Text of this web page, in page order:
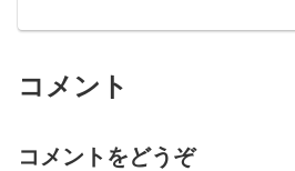
コメント
コメントをどうぞ